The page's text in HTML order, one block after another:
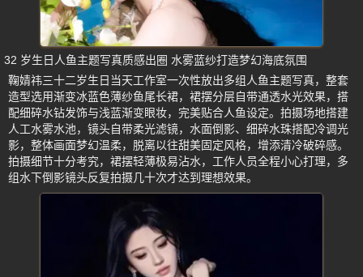
32 岁生日人鱼主题写真质感出圈 水雾蓝纱打造梦幻海底氛围
鞠婧祎三十二岁生日当天工作室一次性放出多组人鱼主题写真，整套
造型选用渐变冰蓝色薄纱鱼尾长裙，裙摆分层自带通透水光效果，搭
配细碎水钻发饰与浅蓝渐变眼妆，完美贴合人鱼设定。拍摄场地搭建
人工水雾水池，镜头自带柔光滤镜，水面倒影、细碎水珠搭配冷调光
影，整体画面梦幻温柔，脱离以往甜美固定风格，增添清冷破碎感。
拍摄细节十分考究，裙摆轻薄极易沾水，工作人员全程小心打理，多
组水下倒影镜头反复拍摄几十次才达到理想效果。